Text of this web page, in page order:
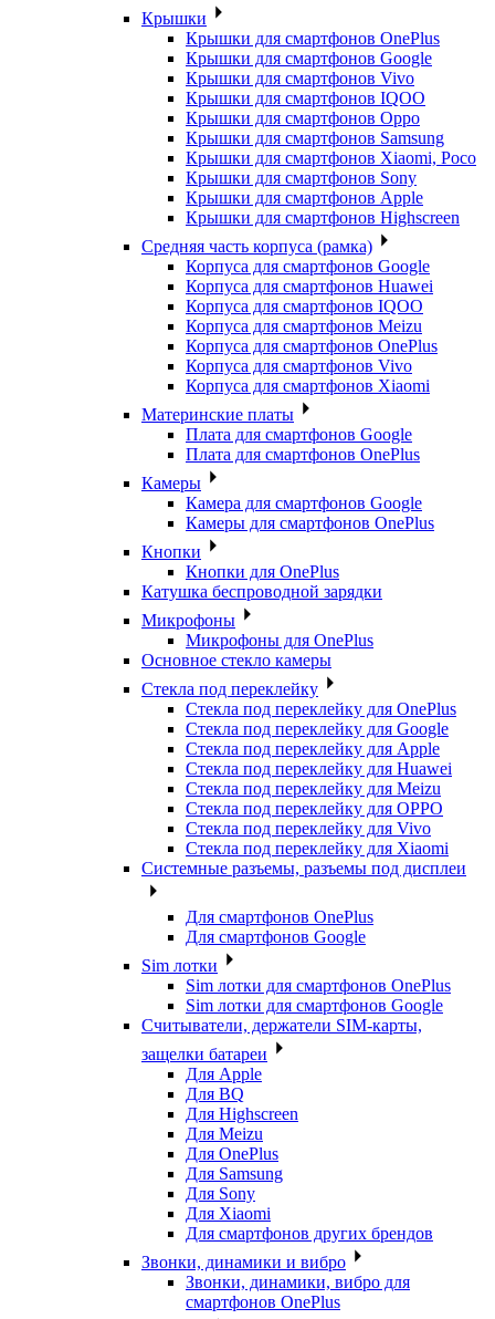
Крышки
Крышки для смартфонов OnePlus
Крышки для смартфонов Google
Крышки для смартфонов Vivo
Крышки для смартфонов IQOO
Крышки для смартфонов Oppo
Крышки для смартфонов Samsung
Крышки для смартфонов Xiaomi, Poco
Крышки для смартфонов Sony
Крышки для смартфонов Apple
Крышки для смартфонов Highscreen
Средняя часть корпуса (рамка)
Корпуса для смартфонов Google
Корпуса для смартфонов Huawei
Корпуса для смартфонов IQOO
Корпуса для смартфонов Meizu
Корпуса для смартфонов OnePlus
Корпуса для смартфонов Vivo
Корпуса для смартфонов Xiaomi
Материнские платы
Плата для смартфонов Google
Плата для смартфонов OnePlus
Камеры
Камера для смартфонов Google
Камеры для смартфонов OnePlus
Кнопки
Кнопки для OnePlus
Катушка беспроводной зарядки
Микрофоны
Микрофоны для OnePlus
Основное стекло камеры
Стекла под переклейку
Стекла под переклейку для OnePlus
Стекла под переклейку для Google
Стекла под переклейку для Apple
Стекла под переклейку для Huawei
Стекла под переклейку для Meizu
Стекла под переклейку для OPPO
Стекла под переклейку для Vivo
Стекла под переклейку для Xiaomi
Системные разъемы, разъемы под дисплеи
Для смартфонов OnePlus
Для смартфонов Google
Sim лотки
Sim лотки для смартфонов OnePlus
Sim лотки для смартфонов Google
Считыватели, держатели SIM-карты,
защелки батареи
Для Apple
Для BQ
Для Highscreen
Для Meizu
Для OnePlus
Для Samsung
Для Sony
Для Xiaomi
Для смартфонов других брендов
Звонки, динамики и вибро
Звонки, динамики, вибро для
смартфонов OnePlus